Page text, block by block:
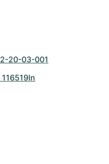
20-03-001